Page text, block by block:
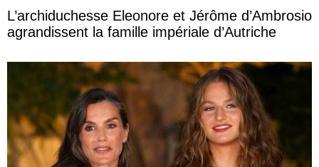
L’archiduchesse Eleonore et Jérôme d’Ambrosio
agrandissent la famille impériale d’Autriche